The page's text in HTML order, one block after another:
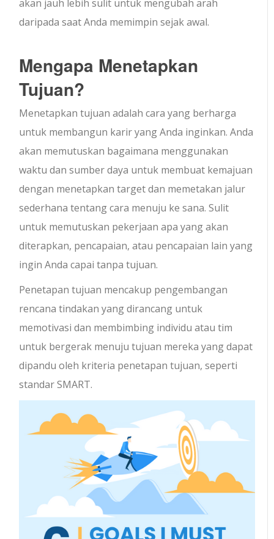
akan jauh lebih sulit untuk mengubah arah
daripada saat Anda memimpin sejak awal.
Mengapa Menetapkan
Tujuan?
Menetapkan tujuan adalah cara yang berharga
untuk membangun karir yang Anda inginkan. Anda
akan memutuskan bagaimana menggunakan
waktu dan sumber daya untuk membuat kemajuan
dengan menetapkan target dan memetakan jalur
sederhana tentang cara menuju ke sana. Sulit
untuk memutuskan pekerjaan apa yang akan
diterapkan, pencapaian, atau pencapaian lain yang
ingin Anda capai tanpa tujuan.
Penetapan tujuan mencakup pengembangan
rencana tindakan yang dirancang untuk
memotivasi dan membimbing individu atau tim
untuk bergerak menuju tujuan mereka yang dapat
dipandu oleh kriteria penetapan tujuan, seperti
standar SMART.